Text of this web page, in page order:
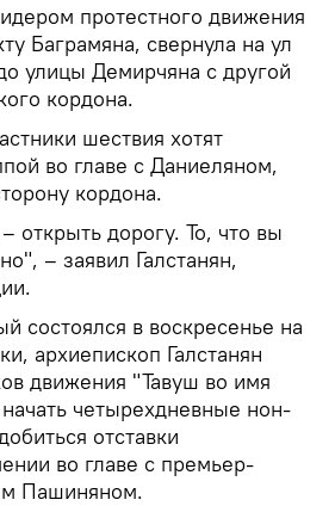
протестного движения
Баграмяна, свернула на ул
улицы Демирчяна с другой
кордона.
шествия хотят
во главе с Даниеляном,
кордона.
открыть дорогу. То, что вы
– заявил Галстанян,
состоялся в воскресенье на
архиепископ Галстанян
движения "Тавуш во имя
четырехдневные нон-
отставки
во главе с премьер-
Пашиняном.